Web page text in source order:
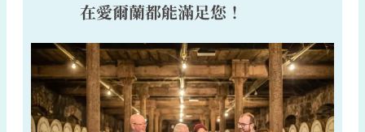
在愛爾蘭都能滿足您！